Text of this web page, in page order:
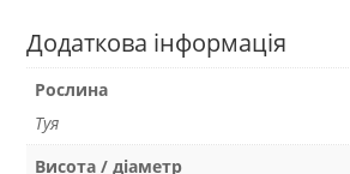
Додаткова інформація
Рослина
Туя
Висота / діаметр